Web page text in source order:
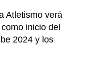
Atletismo verá
inicio del
2024 y los